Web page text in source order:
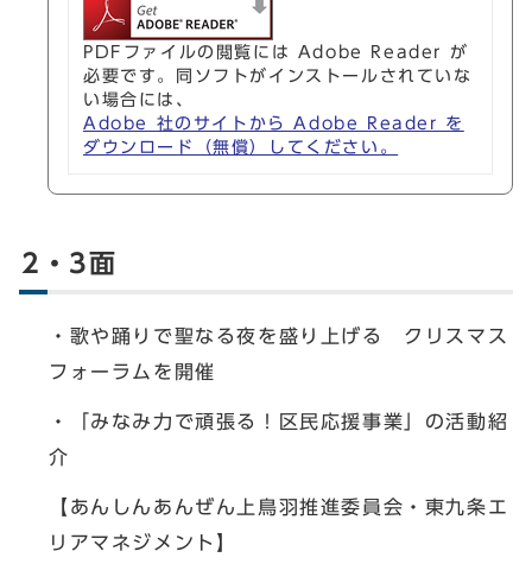
PDFファイルの閲覧には Adobe Reader が
必要です。同ソフトがインストールされていな
い場合には、
Adobe 社のサイトから Adobe Reader を
ダウンロード（無償）してください。
2・3面
・歌や踊りで聖なる夜を盛り上げる クリスマス
フォーラムを開催
・「みなみ力で頑張る！区民応援事業」の活動紹
介
【あんしんあんぜん上鳥羽推進委員会・東九条エ
リアマネジメント】